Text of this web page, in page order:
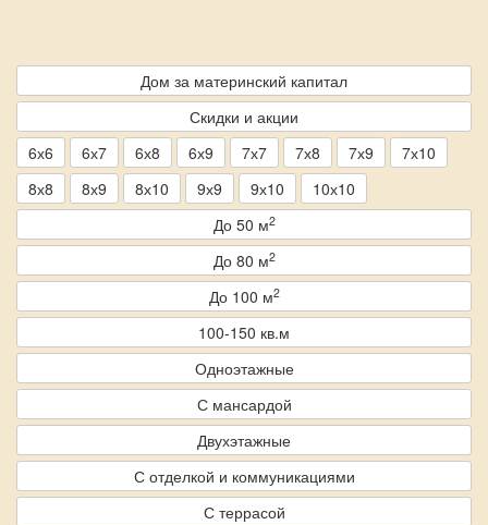
Дом за материнский капитал
Скидки и акции
6х6
6х7 6х8 6х9 7х7 7х8 7х9
7х10
8х8
8х9 8х10 9х9 9х10
10х10
До 50 м2
До 80 м2
До 100 м2
100-150 кв.м
Одноэтажные
С мансардой
Двухэтажные
С отделкой и коммуникациями
С террасой